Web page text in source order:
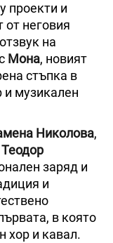
проекти и
от неговия
на
Мона, новият
стъпка в
и музикален
Николова,
Теодор
заряд и
и
в която
хор и кавал.